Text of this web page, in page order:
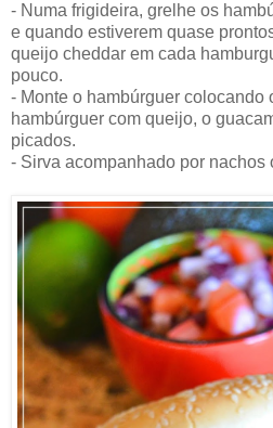
- Numa frigideira, grelhe os
e quando estiverem quase
queijo cheddar em cada
pouco.
- Monte o hambúrguer colocando
hambúrguer com queijo, o
picados.
- Sirva acompanhado por nachos